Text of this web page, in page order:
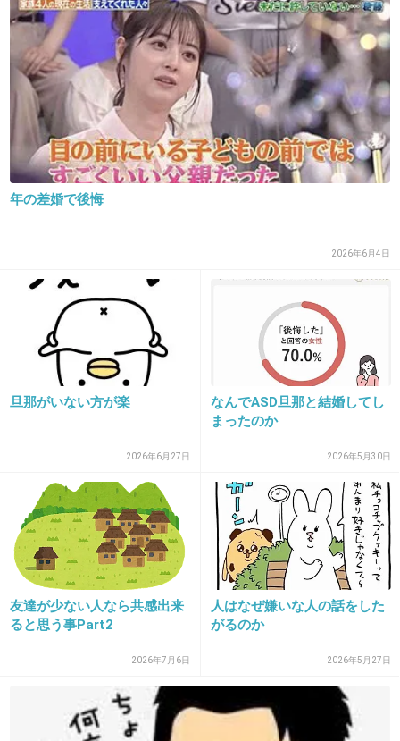
27. 匿名2019/04/04(木) 18:18:24
大体共感してくれるけど、うちの旦那は色々やってくれる
ー☆って空気読まない発言する人いるんだよねー。みんな
にすごいねー、優しいねって言われたいんだろうけど、そ
こは共感しとけよって思う。
+4 -3
元彼のほうが良かった、離婚して元彼と寄り戻したいと
そして話の最後には独身の私に
「アンタはいいよね自由でさ、羨ましい」
散々旦那の稼いだお金で豪遊してるくせに。
だったら離婚すれば？って毎回言いたくなる。
たまになら愚痴もいいけど毎回ならイライラする。
29. 匿名 2019/04/04(木) 18:27:21
>>27
わかる！
うちの旦那は私のこと好きすぎて困っちゃうくらいだよー
☆うざいしー☆っていう愚痴なのかなんなのかわかんない
ことを1人だけ言ってる子いたけどみんな白い目で見てた
+3
年の差婚で後悔
2026年6月4日
旦那がいない方が楽
2026年6月27日
なんでASD旦那と結婚してし
まったのか
2026年5月30日
友達が少ない人なら共感出来
ると思う事Part2
2026年7月6日
人はなぜ嫌いな人の話をした
がるのか
2026年5月27日